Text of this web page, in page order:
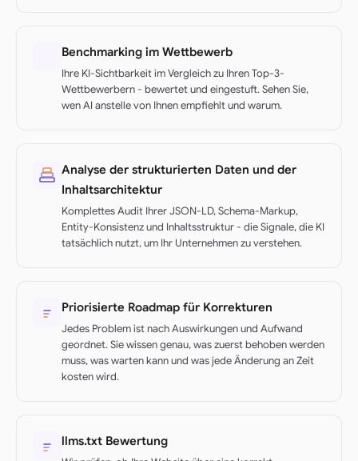
Benchmarking im Wettbewerb
Ihre KI-Sichtbarkeit im Vergleich zu Ihren Top-3-
Wettbewerbern - bewertet und eingestuft. Sehen Sie,
wen AI anstelle von Ihnen empfiehlt und warum.
Analyse der strukturierten Daten und der
Inhaltsarchitektur
Komplettes Audit Ihrer JSON-LD, Schema-Markup,
Entity-Konsistenz und Inhaltsstruktur - die Signale, die KI
tatsächlich nutzt, um Ihr Unternehmen zu verstehen.
Priorisierte Roadmap für Korrekturen
Jedes Problem ist nach Auswirkungen und Aufwand
geordnet. Sie wissen genau, was zuerst behoben werden
muss, was warten kann und was jede Änderung an Zeit
kosten wird.
llms.txt Bewertung